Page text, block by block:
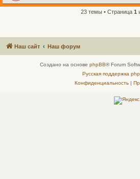
23 темы • Страница 1
Наш сайт Наш форум
Создано на основе phpBB® Forum
Русская поддержка
Конфиденциальность|